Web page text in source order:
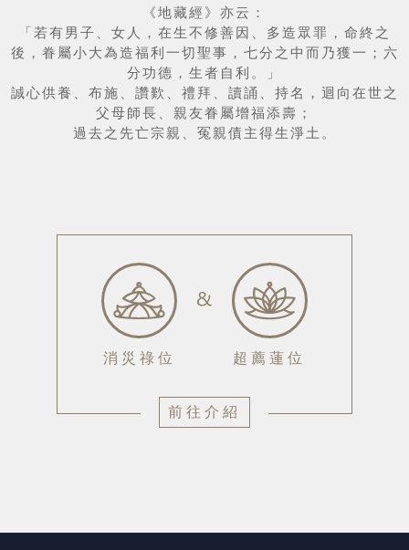
《地藏經》亦云：
「若有男子、女人，在生不修善因、多造眾罪，命終之
後，眷屬小大為造福利一切聖事，七分之中而乃獲一；六
分功德，生者自利。」
誠心供養、布施、讚歎、禮拜、讀誦、持名，迴向在世之
父母師長、親友眷屬增福添壽；
過去之先亡宗親、冤親債主得生淨土。
消災祿位 超薦蓮位
前往介紹